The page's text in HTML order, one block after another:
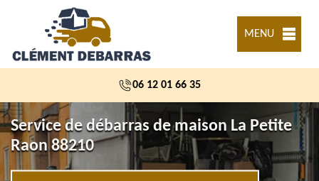
MENU
06 12 01 66 35
Service de débarras de maison La Petite
Raon 88210